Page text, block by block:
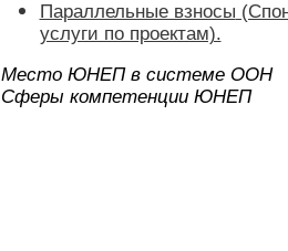
Параллельные взносы
услуги по проектам).
Место ЮНЕП в системе ООН
Сферы компетенции ЮНЕП